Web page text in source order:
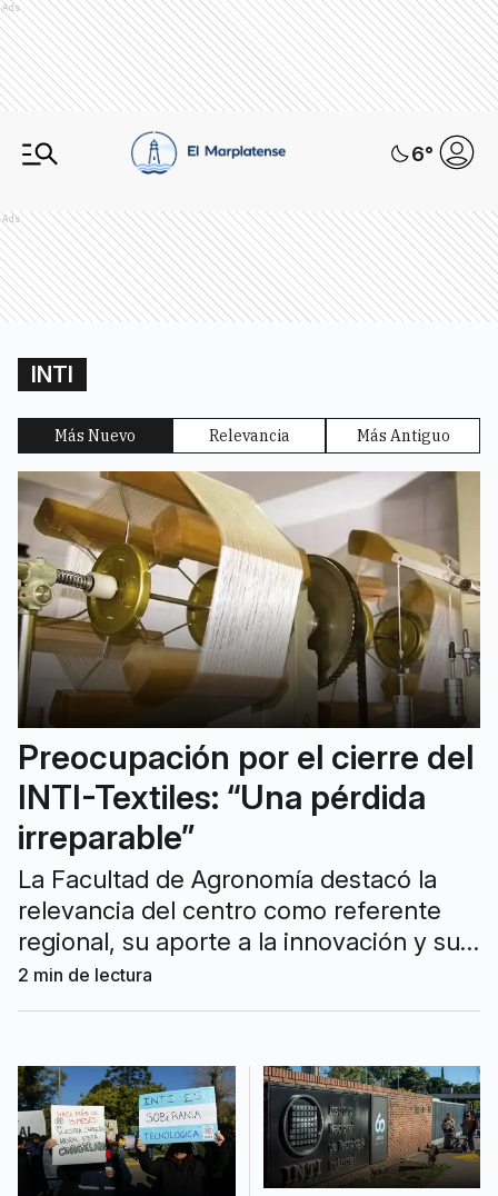
Ads
6°
Ads
INTI
Más Nuevo Relevancia Más Antiguo
Preocupación por el cierre del
INTI-Textiles: “Una pérdida
irreparable”
La Facultad de Agronomía destacó la
relevancia del centro como referente
regional, su aporte a la innovación y su
vínculo con proyectos científicos y
productivos de alto impacto en el sector
2 min de lectura